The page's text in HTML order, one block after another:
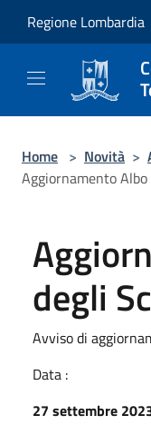
Regione Lombardia
Home > Novità >
Aggiornamento
degli
Avviso di
Data :
27 settembre